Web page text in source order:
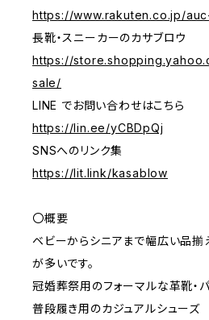
https://www.rakuten.co.jp/
長靴・スニーカーのカサブロウ
https://
sale/
LINE でお問い合わせはこちら
https://lin.ee/yCBDpQj
SNSへのリンク集
https://lit.link/kasablow
〇概要
ベビーからシニアまで幅広い品揃
が多いです。
冠婚葬祭用のフォーマルな革靴・
普段履き用のカジュアルシューズ